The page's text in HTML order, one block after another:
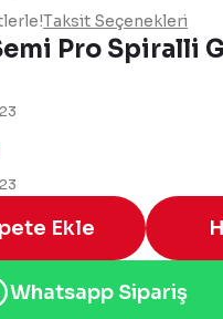
Pro Spiralli
Taksit Seçenekleri
Ekle
Whatsapp Sipariş